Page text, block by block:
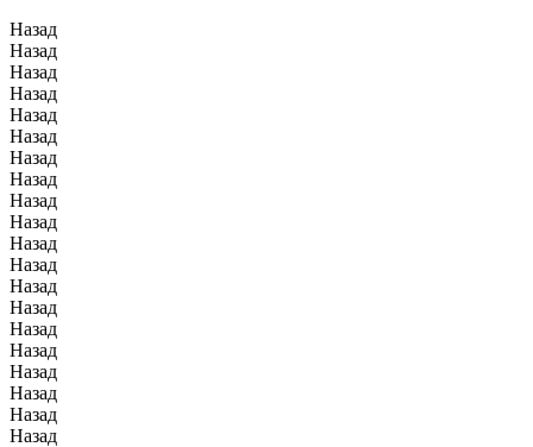
Назад
Назад
Назад
Назад
Назад
Назад
Назад
Назад
Назад
Назад
Назад
Назад
Назад
Назад
Назад
Назад
Назад
Назад
Назад
Назад